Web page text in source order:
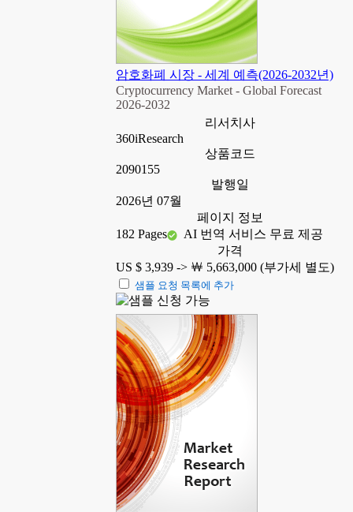
암호화폐 시장 - 세계 예측(2026-2032년)
Cryptocurrency Market - Global Forecast
2026-2032
리서치사
360iResearch
상품코드
2090155
발행일
2026년 07월
페이지 정보
182 Pages
AI 번역 서비스 무료 제공
가격
US $ 3,939 -> ￦ 5,663,000 (부가세 별도)
샘플 요청 목록에 추가